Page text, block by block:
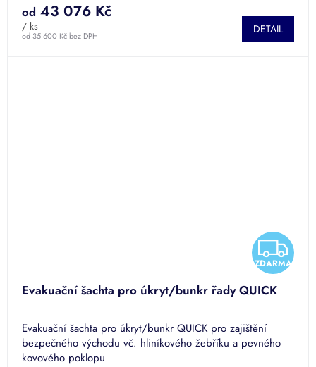
od 35 600 Kč bez DPH
od 43 076 Kč
/ ks DETAIL
Z
D
ZDARMA
Evakuační šachta pro úkryt/bunkr řady QUICK
Evakuační šachta pro úkryt/bunkr QUICK pro zajištění
bezpečného východu vč. hliníkového žebříku a pevného
kovového poklopu